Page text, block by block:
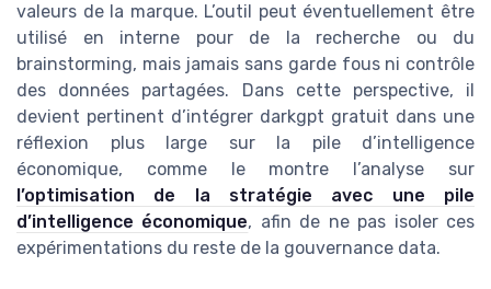
valeurs de la marque. L’outil peut éventuellement être
utilisé en interne pour de la recherche ou du
brainstorming, mais jamais sans garde fous ni contrôle
des données partagées. Dans cette perspective, il
devient pertinent d’intégrer darkgpt gratuit dans une
réflexion plus large sur la pile d’intelligence
économique, comme le montre l’analyse sur
l’optimisation de la stratégie avec une pile
d’intelligence économique, afin de ne pas isoler ces
expérimentations du reste de la gouvernance data.